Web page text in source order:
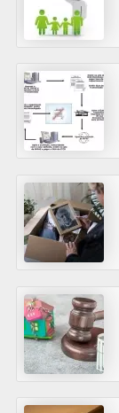
t
t
u
i
õ
e
s
f
i
n
a
n
c